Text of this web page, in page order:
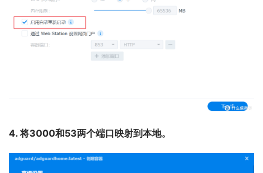
4. 将3000和53两个端口映射到本地。